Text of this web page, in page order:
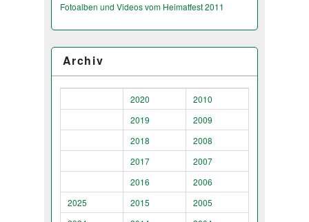
Fotoalben und Videos vom Heimatfest 2011
Archiv
2020
2010
2019
2009
2018
2008
2017
2007
2016
2006
2025
2015
2005